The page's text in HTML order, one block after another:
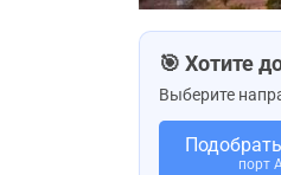
🎯 Хотите
Выберите
порт